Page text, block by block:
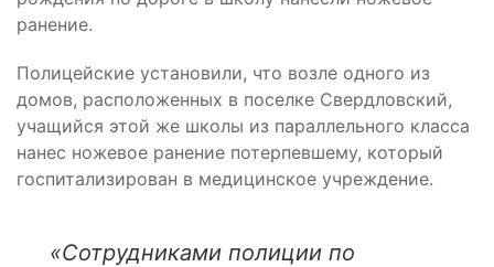
ранение.
Полицейские установили, что возле одного из
домов, расположенных в поселке Свердловский,
учащийся этой же школы из параллельного класса
нанес ножевое ранение потерпевшему, который
госпитализирован в медицинское учреждение.
«Сотрудниками полиции по